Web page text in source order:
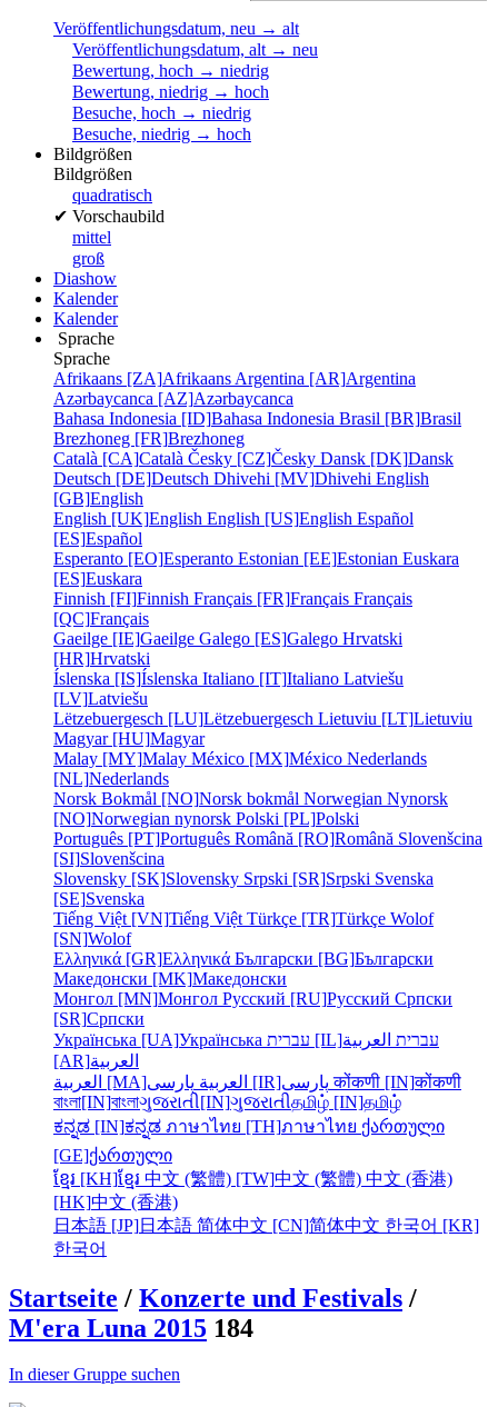
Veröffentlichungsdatum, neu → alt
Veröffentlichungsdatum, alt → neu
Bewertung, hoch → niedrig
Bewertung, niedrig → hoch
Besuche, hoch → niedrig
Besuche, niedrig → hoch
Bildgrößen
Bildgrößen
quadratisch
✔ Vorschaubild
mittel
groß
Diashow
Kalender
Kalender
Sprache
Sprache
Afrikaans [ZA]Afrikaans Argentina [AR]Argentina
Azərbaycanca [AZ]Azərbaycanca
Bahasa Indonesia [ID]Bahasa Indonesia Brasil [BR]Brasil
Brezhoneg [FR]Brezhoneg
Català [CA]Català Česky [CZ]Česky Dansk [DK]Dansk
Deutsch [DE]Deutsch Dhivehi [MV]Dhivehi English
[GB]English
English [UK]English English [US]English Español
[ES]Español
Esperanto [EO]Esperanto Estonian [EE]Estonian Euskara
[ES]Euskara
Finnish [FI]Finnish Français [FR]Français Français
[QC]Français
Gaeilge [IE]Gaeilge Galego [ES]Galego Hrvatski
[HR]Hrvatski
Íslenska [IS]Íslenska Italiano [IT]Italiano Latviešu
[LV]Latviešu
Lëtzebuergesch [LU]Lëtzebuergesch Lietuviu [LT]Lietuviu
Magyar [HU]Magyar
Malay [MY]Malay México [MX]México Nederlands
[NL]Nederlands
Norsk Bokmål [NO]Norsk bokmål Norwegian Nynorsk
[NO]Norwegian nynorsk Polski [PL]Polski
Português [PT]Português Română [RO]Română Slovenšcina
[SI]Slovenšcina
Slovensky [SK]Slovensky Srpski [SR]Srpski Svenska
[SE]Svenska
Tiếng Việt [VN]Tiếng Việt Türkçe [TR]Türkçe Wolof
[SN]Wolof
Ελληνικά [GR]Ελληνικά Български [BG]Български
Македонски [MK]Македонски
Монгол [MN]Монгол Русский [RU]Русский Српски
[SR]Српски
Українська [UA]Українська עברית [IL] עברית العربية
[AR]العربية
العربية [MA]
العربية پارسی [IR] پارسیकोंकणी [IN]कोंकणी
বাংলা[IN]বাংলাગુજરાતી[IN]ગુજરાતીதமிழ் [IN]தமிழ்
ಕನ್ನಡ [IN]ಕನ್ನಡ ภาษาไทย [TH]ภาษาไทย ქართული
[GE]ქართული
ខ្មែរ [KH]ខ្មែរ 中文 (繁體) [TW]中文 (繁體) 中文 (香港)
[HK]中文 (香港)
日本語 [JP]日本語 简体中文 [CN]简体中文 한국어 [KR]
한국어
Startseite / Konzerte und Festivals /
M'era Luna 2015 184
In dieser Gruppe suchen